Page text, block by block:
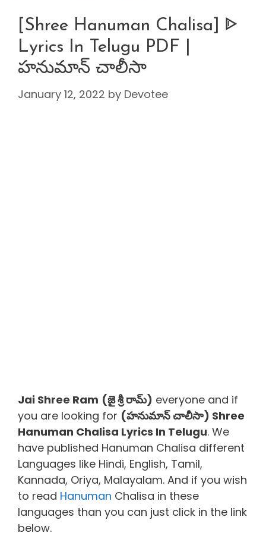
[Shree Hanuman Chalisa] ᐈ
Lyrics In Telugu PDF |
హనుమాన్ చాలీసా
January 12, 2022 by Devotee
Jai Shree Ram (జై శ్రీ రామ్) everyone and if
you are looking for (హనుమాన్ చాలీసా) Shree
Hanuman Chalisa Lyrics In Telugu. We
have published Hanuman Chalisa different
Languages like Hindi, English, Tamil,
Kannada, Oriya, Malayalam. And if you wish
to read Hanuman Chalisa in these
languages than you can just click in the link
below.